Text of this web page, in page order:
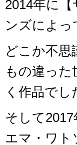
2014年に
ンズによっ
どこか不
もの違った
く作品でし
そして
エマ・ワト